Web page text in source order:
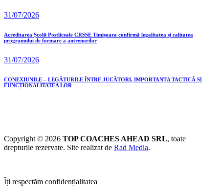
31/07/2026
Acreditarea Școlii Postliceale CRSSE Timișoara confirmă legalitatea și calitatea
programului de formare a antrenorilor
31/07/2026
CONEXIUNILE – LEGĂTURILE ÎNTRE JUCĂTORI, IMPORTANȚA TACTICĂ ȘI
FUNCȚIONALITATEA LOR
Copyright © 2026 TOP COACHES AHEAD SRL, toate
drepturile rezervate. Site realizat de Rad Media.
Îți respectăm confidențialitatea